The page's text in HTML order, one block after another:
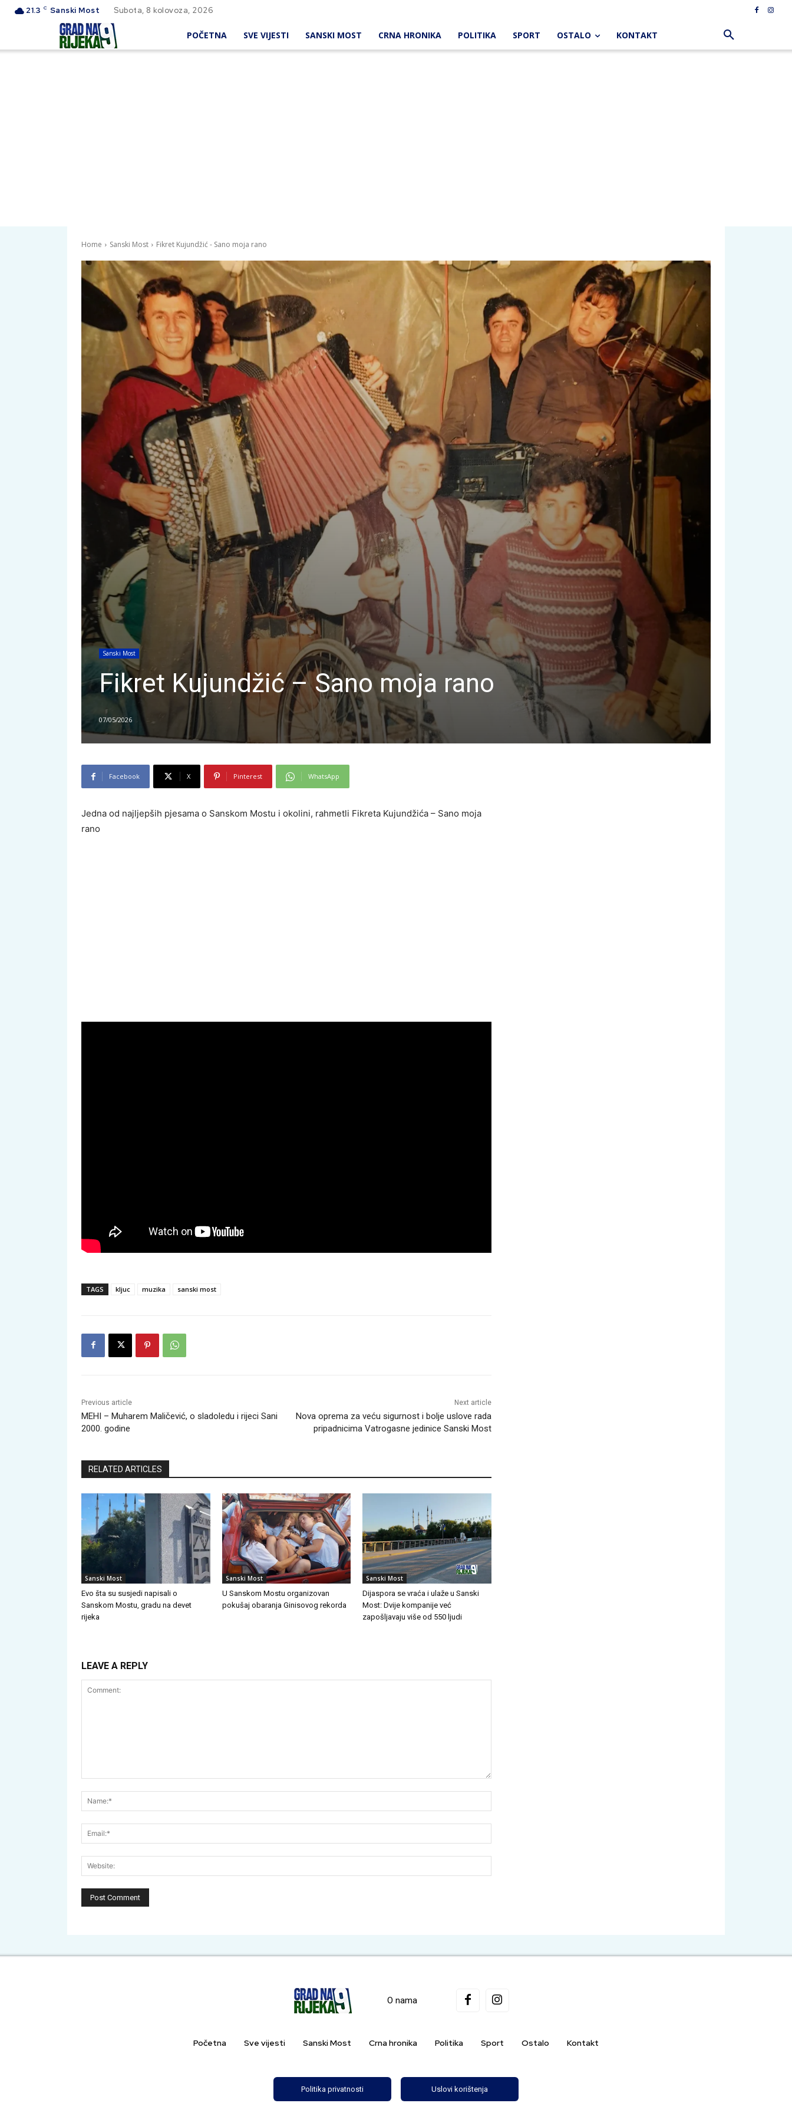
21.3 C Sanski Most Subota, 8 kolovoza, 2026
POČETNA SVE VIJESTI SANSKI MOST CRNA HRONIKA POLITIKA SPORT OSTALO KONTAKT
Home Sanski Most Fikret Kujundžić - Sano moja rano
Sanski Most
Fikret Kujundžić – Sano moja rano
07/05/2026
Facebook X Pinterest WhatsApp
Jedna od najljepših pjesama o Sanskom Mostu i okolini, rahmetli Fikreta Kujundžića – Sano moja
rano
TAGS kljuc muzika sanski most
Previous article
MEHI – Muharem Maličević, o sladoledu i rijeci Sani
2000. godine
Next article
Nova oprema za veću sigurnost i bolje uslove rada
pripadnicima Vatrogasne jedinice Sanski Most
RELATED ARTICLES
Sanski Most
Evo šta su susjedi napisali o
Sanskom Mostu, gradu na devet
rijeka
Sanski Most
U Sanskom Mostu organizovan
pokušaj obaranja Ginisovog rekorda
Sanski Most
Dijaspora se vraća i ulaže u Sanski
Most: Dvije kompanije već
zapošljavaju više od 550 ljudi
LEAVE A REPLY
O nama
Početna Sve vijesti Sanski Most Crna hronika Politika Sport Ostalo Kontakt
Politika privatnosti Uslovi korištenja